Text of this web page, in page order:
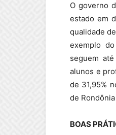
O governo
estado em
qualidade
exemplo
seguem
alunos e
de 31,95%
de
BOAS